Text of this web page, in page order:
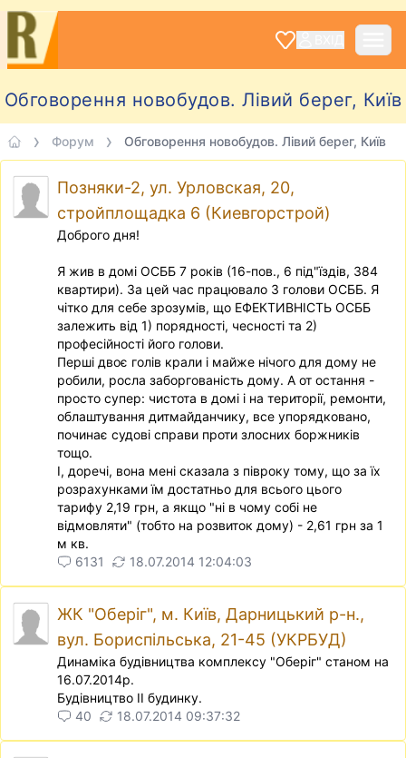
Обговорення новобудов. Лівий берег, Київ
Форум Обговорення новобудов. Лівий берег, Київ
Позняки-2, ул. Урловская, 20,
стройплощадка 6 (Киевгорстрой)
Доброго дня!
Я жив в домi ОСББ 7 рокiв (16-пов., 6 пiд"їздiв, 384
квартири). За цей час працювало 3 голови ОСББ. Я
чiтко для себе зрозумiв, що ЕФЕКТИВНIСТЬ ОСББ
залежить вiд 1) порядностi, чесностi та 2)
професiйностi його голови.
Першi двоє голiв крали i майже нiчого для дому не
робили, росла заборгованiсть дому. А от остання -
просто супер: чистота в домi i на територiї, ремонти,
облаштування дитмайданчику, все упорядковано,
починає судовi справи проти злосних боржникiв
тощо.
I, доречi, вона менi сказала з пiвроку тому, що за їх
розрахунками їм достатньо для всього цього
тарифу 2,19 грн, а якщо "нi в чому собi не
вiдмовляти" (тобто на розвиток дому) - 2,61 грн за 1
м кв.
6131
18.07.2014 12:04:03
ЖК "Оберіг", м. Київ, Дарницький р-н.,
вул. Бориспільська, 21-45 (УКРБУД)
Динамiка будiвництва комплексу "Оберiг" станом на
16.07.2014р.
Будiвництво II будинку.
40
18.07.2014 09:37:32